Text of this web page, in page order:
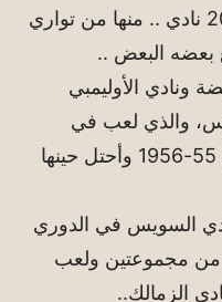
المنطقة ووصلت إلى أكثر من 20 نادي .. منها من تواري
بعضه البعض ..
النهضة ونادي الأوليمبي
والذي لعب في
الدوري الممتاز لأول مرة موسم 55-1956 وأحتل حينها
شارك نادي السويس في الدوري
من مجموعتين ولعب
الزمالك..